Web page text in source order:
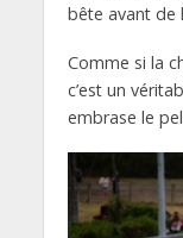
bête avant de
Comme si la
c’est un
embrase le